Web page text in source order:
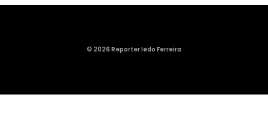
© 2026 Reporter Iedo Ferreira